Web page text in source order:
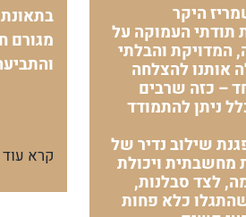
היקר
העמוקה על
המדויקת והבלתי
אותנו להצלחה
– כזה שרבים
ניתן להתמודד
שילוב נדיר של
מחשבתית ויכולת
לצד סבלנות,
כלא פחות
מגורם
קרא עוד